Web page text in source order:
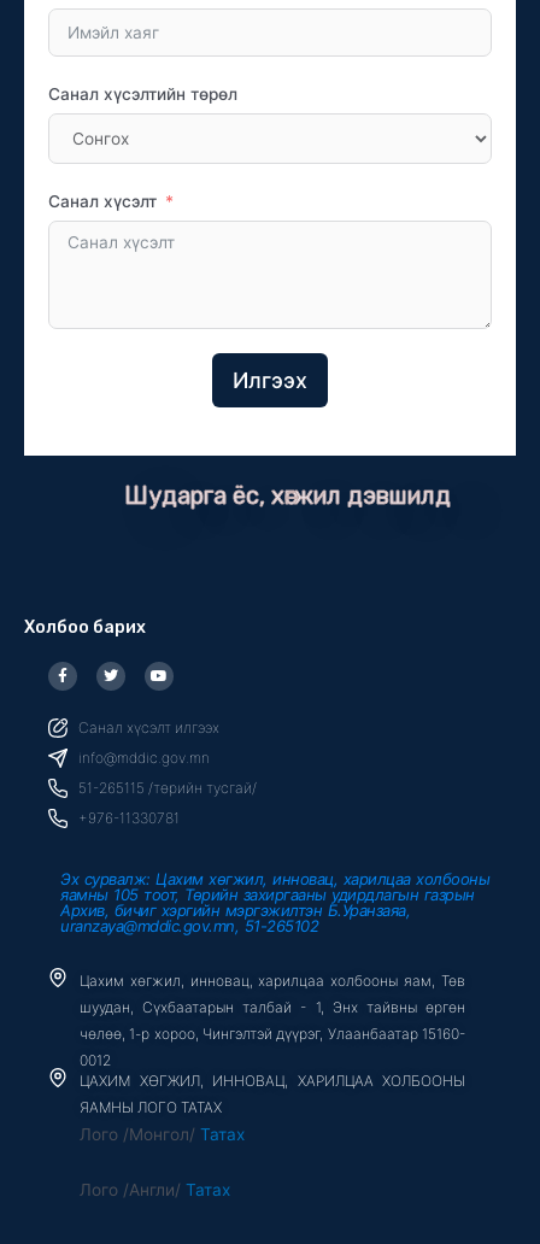
Санал хүсэлтийн төрөл
Санал хүсэлт
Илгээх
Шударга ёс, хөгжил дэвшилд
Холбоо барих
F
a
c
b
o
o
k
f
T
w
i
t
r
Y
o
u
u
e
Санал хүсэлт илгээх
info@mddic.gov.mn
51-265115 /төрийн тусгай/
+976-11330781
Эх сурвалж: Цахим хөгжил, инновац, харилцаа холбооны
яамны 105 тоот, Төрийн захиргааны удирдлагын газрын
Архив, бичиг хэргийн мэргэжилтэн Б.Уранзаяа,
uranzaya@mddic.gov.mn, 51-265102
Цахим хөгжил, инновац, харилцаа холбооны яам, Төв
шуудан, Сүхбаатарын талбай - 1, Энх тайвны өргөн
чөлөө, 1-р хороо, Чингэлтэй дүүрэг, Улаанбаатар 15160-
0012
ЦАХИМ ХӨГЖИЛ, ИННОВАЦ, ХАРИЛЦАА ХОЛБООНЫ
ЯАМНЫ ЛОГО ТАТАХ
Лого /Монгол/ Татах
Лого /Англи/ Татах